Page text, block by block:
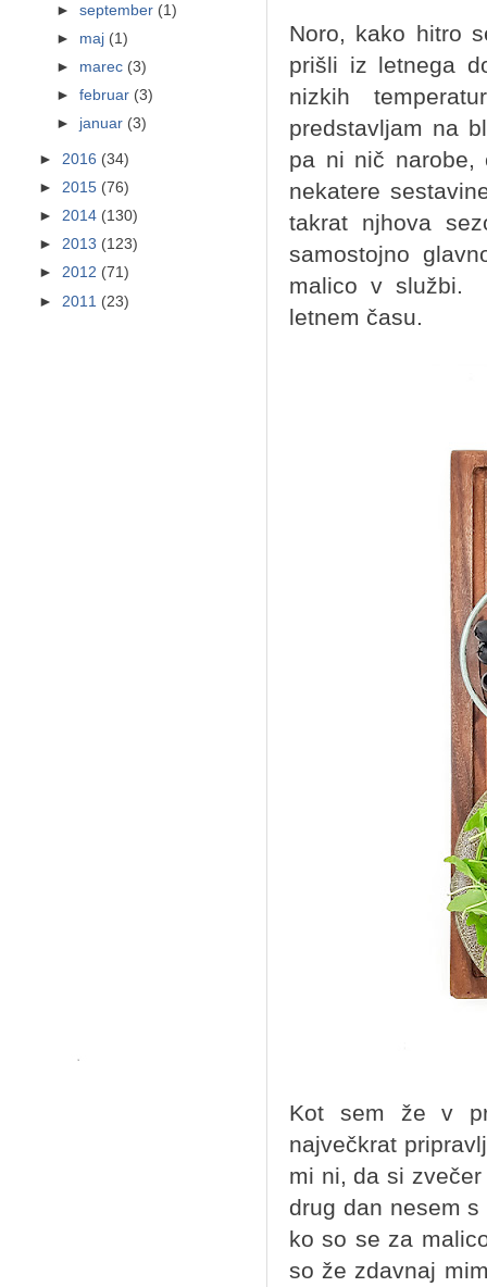
Noro, kako hitro
prišli iz letnega
nizkih
predstavljam na
pa ni nič narobe,
nekatere
takrat njhova
samostojno
malico v
letnem času.
Kot sem že v
največkrat
mi ni, da si
drug dan nesem
ko so se za
so že zdavnaj
►september (1)
► maj (1)
► marec (3)
►februar (3)
► januar (3)
► 2016 (34)
► 2015 (76)
► 2014 (130)
► 2013 (123)
► 2012 (71)
► 2011 (23)